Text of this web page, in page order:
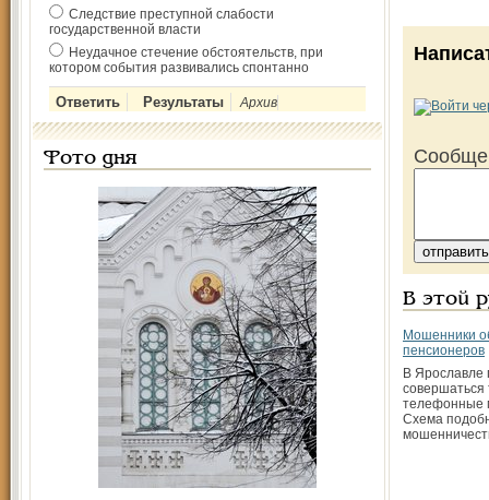
Следствие преступной слабости
государственной власти
Неудачное стечение обстоятельств, при
котором события развивались спонтанно
Архив
Фото дня
В этой
Мошенники
пенсионеров
В Ярославле
телефонные
Схема